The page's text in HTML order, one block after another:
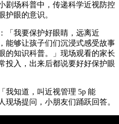
剧场科普中，传递科学近视防控
护眼的意识。
「我要保护好眼睛，远离近
能够让孩子们们沉浸式感受故事
的知识科普。」现场观看的家长
投入，出来后都说要好好保护眼
我知道，叫近视管理 5p 能
现场提问，小朋友们踊跃回答。